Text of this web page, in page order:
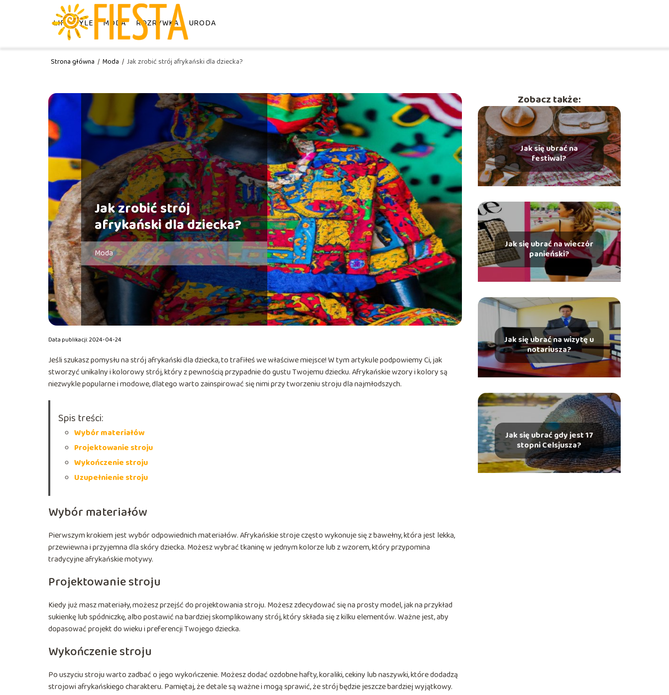
LIFESTYLE MODA ROZRYWKA URODA
Strona główna / Moda / Jak zrobić strój afrykański dla dziecka?
Jak zrobić strój
afrykański dla dziecka?
Moda
Data publikacji: 2024-04-24
Jeśli szukasz pomysłu na strój afrykański dla dziecka, to trafiłeś we właściwe miejsce! W tym artykule podpowiemy Ci, jak
stworzyć unikalny i kolorowy strój, który z pewnością przypadnie do gustu Twojemu dziecku. Afrykańskie wzory i kolory są
niezwykle popularne i modowe, dlatego warto zainspirować się nimi przy tworzeniu stroju dla najmłodszych.
Spis treści:
Wybór materiałów
Projektowanie stroju
Wykończenie stroju
Uzupełnienie stroju
Wybór materiałów
Pierwszym krokiem jest wybór odpowiednich materiałów. Afrykańskie stroje często wykonuje się z bawełny, która jest lekka,
przewiewna i przyjemna dla skóry dziecka. Możesz wybrać tkaninę w jednym kolorze lub z wzorem, który przypomina
tradycyjne afrykańskie motywy.
Projektowanie stroju
Kiedy już masz materiały, możesz przejść do projektowania stroju. Możesz zdecydować się na prosty model, jak na przykład
sukienkę lub spódniczkę, albo postawić na bardziej skomplikowany strój, który składa się z kilku elementów. Ważne jest, aby
dopasować projekt do wieku i preferencji Twojego dziecka.
Wykończenie stroju
Po uszyciu stroju warto zadbać o jego wykończenie. Możesz dodać ozdobne hafty, koraliki, cekiny lub naszywki, które dodadzą
strojowi afrykańskiego charakteru. Pamiętaj, że detale są ważne i mogą sprawić, że strój będzie jeszcze bardziej wyjątkowy.
Zobacz także:
Jak się ubrać na
festiwal?
Jak się ubrać na wieczór
panieński?
Jak się ubrać na wizytę u
notariusza?
Jak się ubrać gdy jest 17
stopni Celsjusza?